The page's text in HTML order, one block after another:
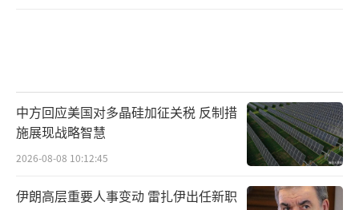
中方回应美国对多晶硅加征关税 反制措
施展现战略智慧
2026-08-08 10:12:45
伊朗高层重要人事变动 雷扎伊出任新职